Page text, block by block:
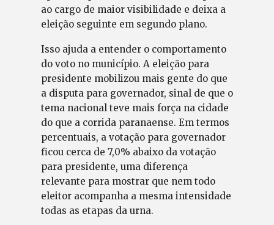
ao cargo de maior visibilidade e deixa a
eleição seguinte em segundo plano.
Isso ajuda a entender o comportamento
do voto no município. A eleição para
presidente mobilizou mais gente do que
a disputa para governador, sinal de que o
tema nacional teve mais força na cidade
do que a corrida paranaense. Em termos
percentuais, a votação para governador
ficou cerca de 7,0% abaixo da votação
para presidente, uma diferença
relevante para mostrar que nem todo
eleitor acompanha a mesma intensidade
todas as etapas da urna.